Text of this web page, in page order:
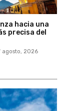
hacia una
precisa del
agosto, 2026